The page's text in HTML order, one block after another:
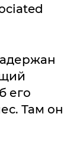
его
Там он